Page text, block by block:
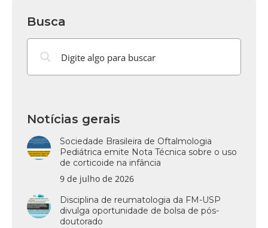
Busca
Notícias gerais
Sociedade Brasileira de Oftalmologia
Pediátrica emite Nota Técnica sobre o uso
de corticoide na infância
9 de julho de 2026
Disciplina de reumatologia da FM-USP
divulga oportunidade de bolsa de pós-
doutorado